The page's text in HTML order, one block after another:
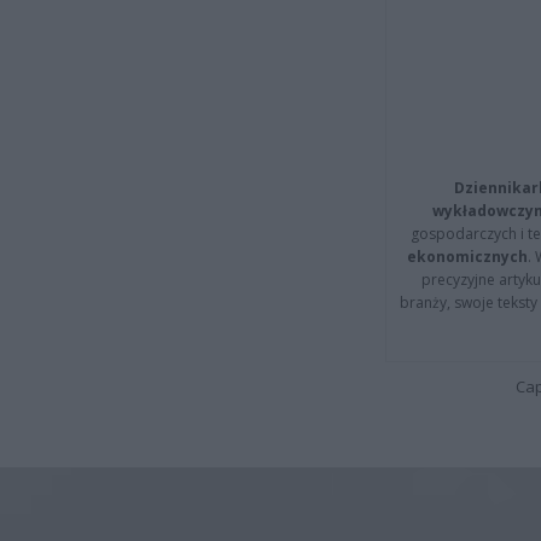
gospodarczych i
ekonomicznych.
precyzyjne
branży, swoje